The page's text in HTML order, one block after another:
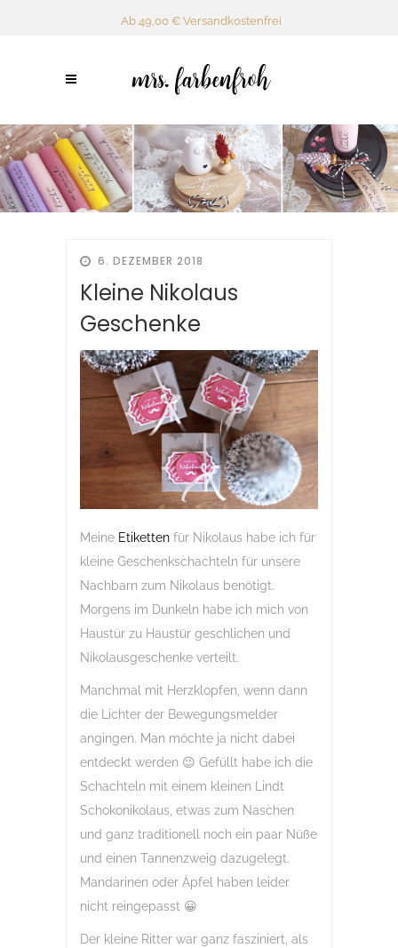
Ab 49,00 € Versandkostenfrei
6. DEZEMBER 2018
Kleine Nikolaus
Geschenke
Meine Etiketten für Nikolaus habe ich für
kleine Geschenkschachteln für unsere
Nachbarn zum Nikolaus benötigt.
Morgens im Dunkeln habe ich mich von
Haustür zu Haustür geschlichen und
Nikolausgeschenke verteilt.
Manchmal mit Herzklopfen, wenn dann
die Lichter der Bewegungsmelder
angingen. Man möchte ja nicht dabei
entdeckt werden 😉 Gefüllt habe ich die
Schachteln mit einem kleinen Lindt
Schokonikolaus, etwas zum Naschen
und ganz traditionell noch ein paar Nüße
und einen Tannenzweig dazugelegt.
Mandarinen oder Äpfel haben leider
nicht reingepasst 😀
Der kleine Ritter war ganz fasziniert, als